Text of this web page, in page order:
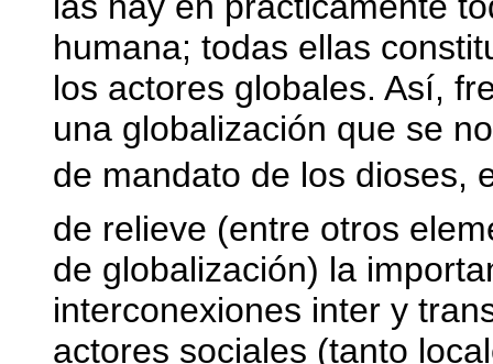
humana; todas ellas
los actores globales. Así,
una globalización que se
de mandato de los
de relieve (entre otros
de globalización) la
interconexiones inter y
actores sociales (tanto